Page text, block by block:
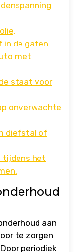
de gaten.
met
staat voor
onverwachte
diefstal of
tijdens het
aan
te zorgen
periodiek